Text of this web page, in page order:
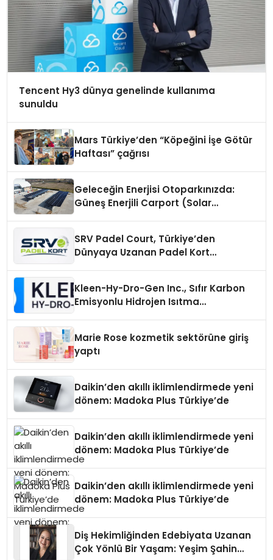
Tencent Hy3 dünya genelinde kullanıma
sunuldu
Mars Türkiye’den “Köpeğini İşe Götür
Haftası” çağrısı
Geleceğin Enerjisi Otoparkınızda:
Güneş Enerjili Carport (Solar
SRV Padel Court, Türkiye’den
Dünyaya Uzanan Padel Kort
Kleen-Hy-Dro-Gen Inc., Sıfır Karbon
Emisyonlu Hidrojen Isıtma
Marie Rose kozmetik sektörüne giriş
yaptı
Daikin’den akıllı iklimlendirmede yeni
dönem: Madoka Plus Türkiye’de
Daikin’den akıllı iklimlendirmede yeni
dönem: Madoka Plus Türkiye’de
Daikin’den akıllı iklimlendirmede yeni
dönem: Madoka Plus Türkiye’de
Diş Hekimliğinden Edebiyata Uzanan
Çok Yönlü Bir Yaşam: Yeşim Şahin